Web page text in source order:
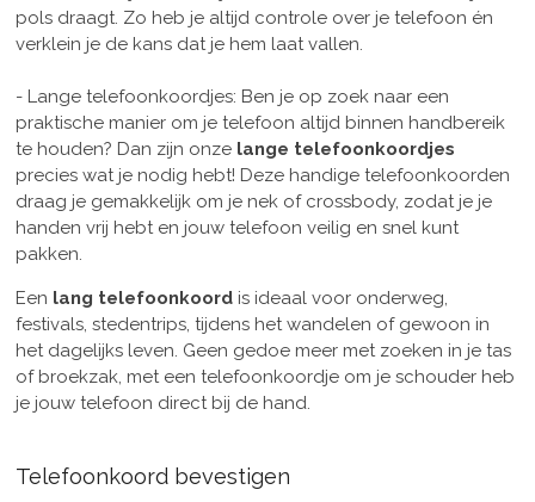
pols draagt. Zo heb je altijd controle over je telefoon én
verklein je de kans dat je hem laat vallen.
- Lange telefoonkoordjes: Ben je op zoek naar een
praktische manier om je telefoon altijd binnen handbereik
te houden? Dan zijn onze lange telefoonkoordjes
precies wat je nodig hebt! Deze handige telefoonkoorden
draag je gemakkelijk om je nek of crossbody, zodat je je
handen vrij hebt en jouw telefoon veilig en snel kunt
pakken.
Een lang telefoonkoordis ideaal voor onderweg,
festivals, stedentrips, tijdens het wandelen of gewoon in
het dagelijks leven. Geen gedoe meer met zoeken in je tas
of broekzak, met een telefoonkoordje om je schouder heb
je jouw telefoon direct bij de hand.
Telefoonkoord bevestigen